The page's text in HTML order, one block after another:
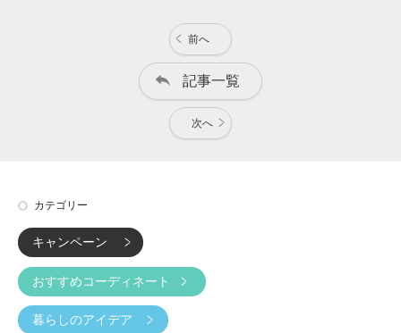
前へ
記事一覧
次へ
カテゴリー
キャンペーン
おすすめコーディネート
暮らしのアイデア